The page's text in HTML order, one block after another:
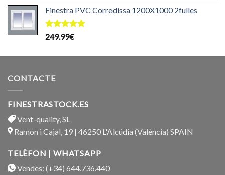
de 5
original
era:
actual
Finestra PVC Corredissa 1200X1000 2fulles
Puntuat
249.99€
CONTACTE
FINESTRASTOCK.ES
Vent-quality, SL
Ramon i Cajal, 19 | 46250 L'Alcúdia (València) SPAIN
TELÈFON | WHATSAPP
Vendes: (+34) 644.736.440